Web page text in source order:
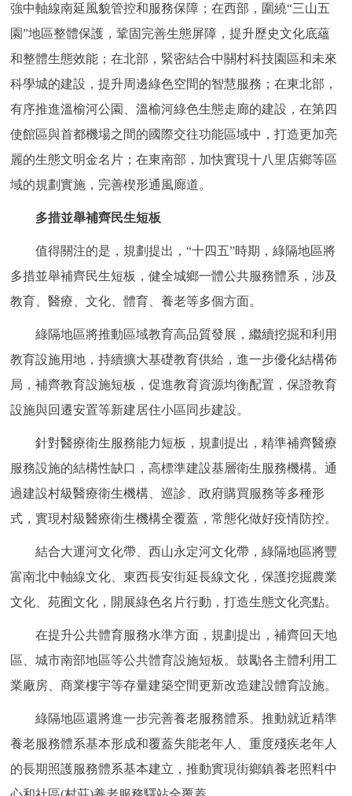
強中軸線南延風貌管控和服務保障；在西部，圍繞“三山五
園”地區整體保護，鞏固完善生態屏障，提升歷史文化底蘊
和整體生態效能；在北部，緊密結合中關村科技園區和未來
科學城的建設，提升周邊綠色空間的智慧服務；在東北部，
有序推進溫榆河公園、溫榆河綠色生態走廊的建設，在第四
使館區與首都機場之間的國際交往功能區域中，打造更加亮
麗的生態文明金名片；在東南部，加快實現十八里店鄉等區
域的規劃實施，完善楔形通風廊道。
多措並舉補齊民生短板
值得關注的是，規劃提出，“十四五”時期，綠隔地區將
多措並舉補齊民生短板，健全城鄉一體公共服務體系，涉及
教育、醫療、文化、體育、養老等多個方面。
綠隔地區將推動區域教育高品質發展，繼續挖掘和利用
教育設施用地，持續擴大基礎教育供給，進一步優化結構佈
局，補齊教育設施短板，促進教育資源均衡配置，保證教育
設施與回遷安置等新建居住小區同步建設。
針對醫療衛生服務能力短板，規劃提出，精準補齊醫療
服務設施的結構性缺口，高標準建設基層衛生服務機構。通
過建設村級醫療衛生機構、巡診、政府購買服務等多種形
式，實現村級醫療衛生機構全覆蓋，常態化做好疫情防控。
結合大運河文化帶、西山永定河文化帶，綠隔地區將豐
富南北中軸線文化、東西長安街延長線文化，保護挖掘農業
文化、苑囿文化，開展綠色名片行動，打造生態文化亮點。
在提升公共體育服務水準方面，規劃提出，補齊回天地
區、城市南部地區等公共體育設施短板。鼓勵各主體利用工
業廠房、商業樓宇等存量建築空間更新改造建設體育設施。
綠隔地區還將進一步完善養老服務體系。推動就近精準
養老服務體系基本形成和覆蓋失能老年人、重度殘疾老年人
的長期照護服務體系基本建立，推動實現街鄉鎮養老照料中